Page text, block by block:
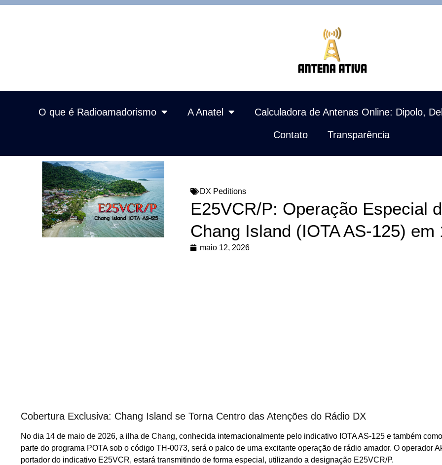
O que é Radioamadorismo A Anatel Calculadora de Antenas Online: Dipolo,
Contato Transparência
DX Peditions
E25VCR/P: Operação Especial
Chang Island (IOTA AS-125)
maio 12, 2026
Cobertura Exclusiva: Chang Island se Torna Centro das Atenções do Rádio DX
No dia 14 de maio de 2026, a ilha de Chang, conhecida internacionalmente pelo indicativo IOTA AS-125 e também como
parte do programa POTA sob o código TH-0073, será o palco de uma excitante operação de rádio amador. O operador
portador do indicativo E25VCR, estará transmitindo de forma especial, utilizando a designação E25VCR/P.